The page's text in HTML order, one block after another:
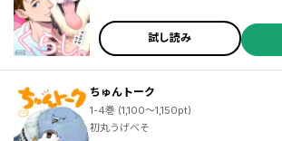
試し読み
ちゅんトーク
1-4巻 (1,100～1,150pt)
初丸うげべそ